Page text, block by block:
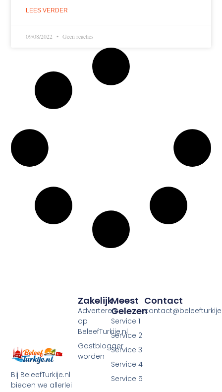
LEES VERDER
09/08/2022 Geen reacties
Bij BeleefTurkije.nl
bieden we allerlei
Meest
Gelezen
Service 1
Service 2
Service 3
Service 4
Service 5
Zakelijk
Adverteren
op
BeleefTurkije.nl
Gastblogger
worden
Contact